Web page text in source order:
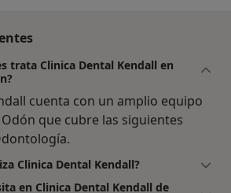
trata Clinica Dental Kendall en
cuenta con un amplio equipo
que cubre las siguientes
Clinica Dental Kendall?
en Clinica Dental Kendall de